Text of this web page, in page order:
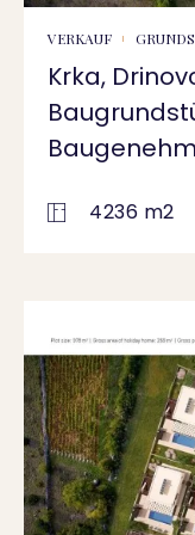
VERKAUF
Krka,
4236 m2